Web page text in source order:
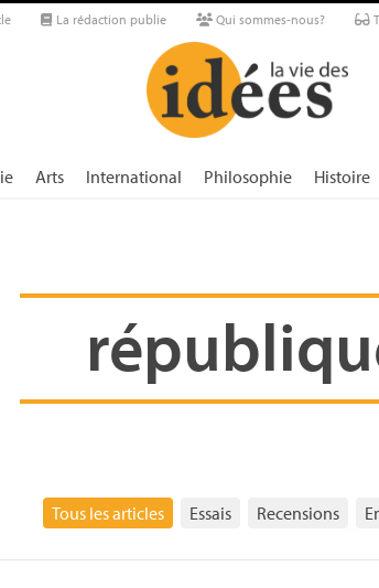
La rédaction publie Qui sommes-nous?
Arts International Philosophie Histoire
Tous les articles Essais Recensions